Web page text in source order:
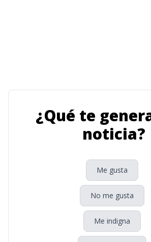
¿Qué te
noticia?
Me gusta
No me gusta
Me indigna